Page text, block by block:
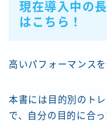
現在導入中の
はこちら！
高いパフォーマンス
本書には目的別のト
で、自分の目的に合